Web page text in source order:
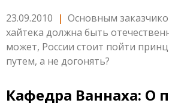
23.09.2010 | Основным
хайтека должна быть
может, России стоит пойти
путем, а не догонять?
Кафедра Ваннаха: О